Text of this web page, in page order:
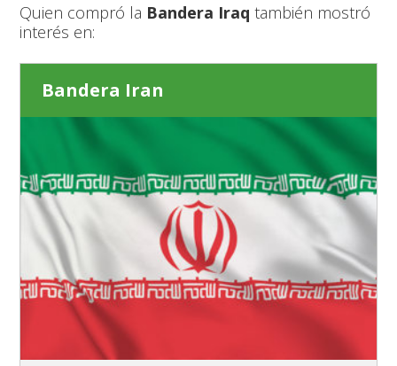
Quien compró la Bandera Iraq también mostró
interés en:
Bandera Iran